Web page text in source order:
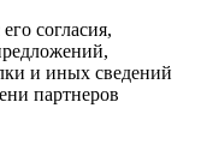
согласия,
и иных сведений
партнеров